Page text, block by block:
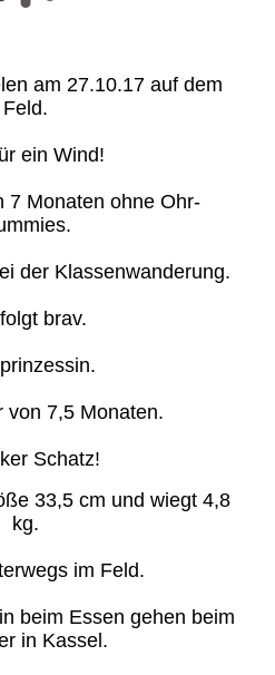
am 27.10.17 auf dem
Feld.
ein Wind!
7 Monaten ohne Ohr-
der Klassenwanderung.
brav.
von 7,5 Monaten.
Schatz!
33,5 cm und wiegt 4,8
kg.
im Feld.
beim Essen gehen beim
in Kassel.